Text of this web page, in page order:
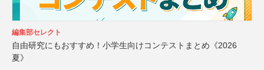
編集部セレクト
自由研究にもおすすめ！小学生向けコンテストまとめ《2026
夏》